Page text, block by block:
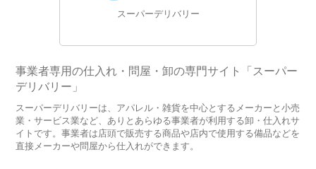
スーパーデリバリー
事業者専用の仕入れ・問屋・卸の専門サイト「スーパー
デリバリー」
スーパーデリバリーは、アパレル・雑貨を中心とするメーカーと小売
業・サービス業など、ありとあらゆる事業者が利用する卸・仕入れサ
イトです。事業者は店頭で販売する商品や店内で使用する備品などを
直接メーカーや問屋から仕入れができます。